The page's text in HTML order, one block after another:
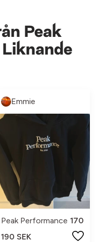
Peak
Emmie
Peak Performance 170
190 SEK